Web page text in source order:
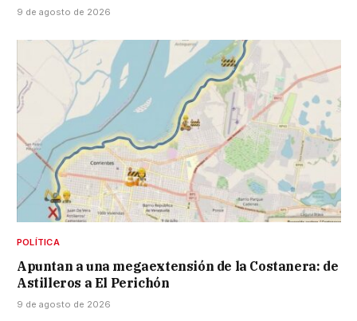
9 de agosto de 2026
POLÍTICA
Apuntan a una megaextensión de la Costanera: de
Astilleros a El Perichón
9 de agosto de 2026